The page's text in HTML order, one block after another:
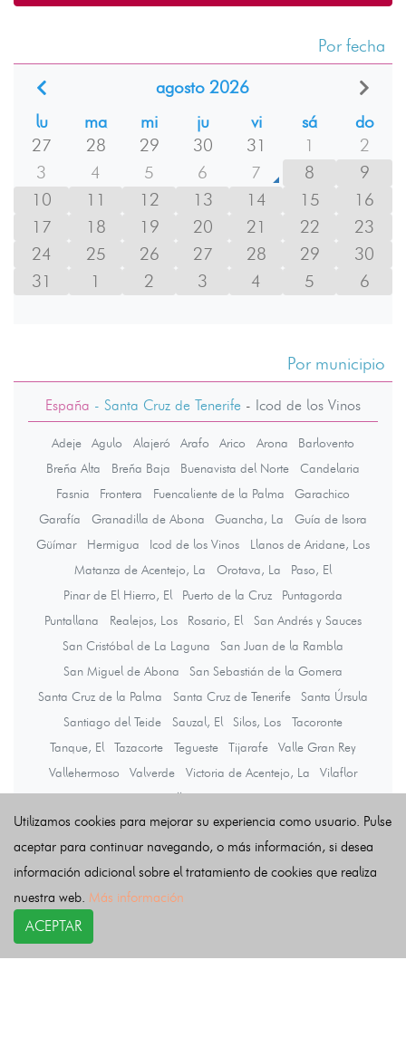
Por fecha
agosto 2026
lu
ma mi ju vi sá
do
27
28 29 30 31 1
2
3
4 5 6 7 8
9
10
11 12 13 14 15
16
17
18 19 20 21 22
23
24
25 26 27 28 29
30
31
1 2 3 4 5 6
Por municipio
España - Santa Cruz de Tenerife - Icod de los Vinos
Adeje Agulo Alajeró Arafo Arico Arona
Barlovento
Breña Alta
Breña Baja Buenavista del Norte
Candelaria
Fasnia
Frontera Fuencaliente de la Palma
Garachico
Garafía
Granadilla de Abona Guancha, La
Guía de Isora
Güímar
Hermigua Icod de los Vinos
Llanos de Aridane, Los
Matanza de Acentejo, La
Orotava, La
Paso, El
Pinar de El Hierro, El
Puerto de la Cruz
Puntagorda
Puntallana
Realejos, Los Rosario, El
San Andrés y Sauces
San Cristóbal de La Laguna
San Juan de la Rambla
San Miguel de Abona
San Sebastián de la Gomera
Santa Cruz de la Palma
Santa Cruz de Tenerife
Santa Úrsula
Santiago del Teide
Sauzal, El Silos, Los
Tacoronte
Tanque, El
Tazacorte Tegueste Tijarafe
Valle Gran Rey
Vallehermoso
Valverde Victoria de Acentejo, La
Vilaflor
Villa de Mazo
Últimas noticias
Utilizamos cookies para mejorar su experiencia como usuario. Pulse
aceptar para continuar navegando, o más información, si desea
información adicional sobre el tratamiento de cookies que realiza
nuestra web. Más información
ACEPTAR